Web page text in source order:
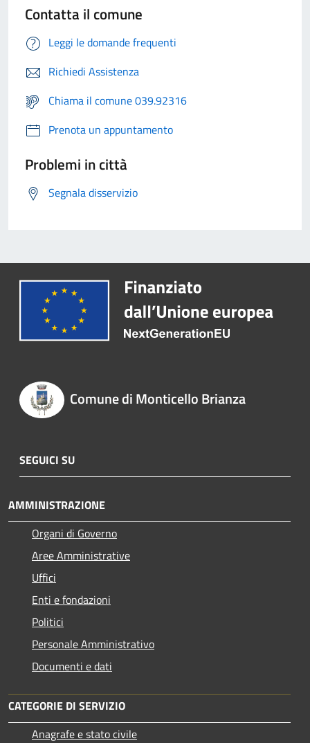
Contatta il comune
Leggi le domande frequenti
Richiedi Assistenza
Chiama il comune 039.92316
Prenota un appuntamento
Problemi in città
Segnala disservizio
Comune di Monticello Brianza
SEGUICI SU
AMMINISTRAZIONE
Organi di Governo
Aree Amministrative
Uffici
Enti e fondazioni
Politici
Personale Amministrativo
Documenti e dati
CATEGORIE DI SERVIZIO
Anagrafe e stato civile